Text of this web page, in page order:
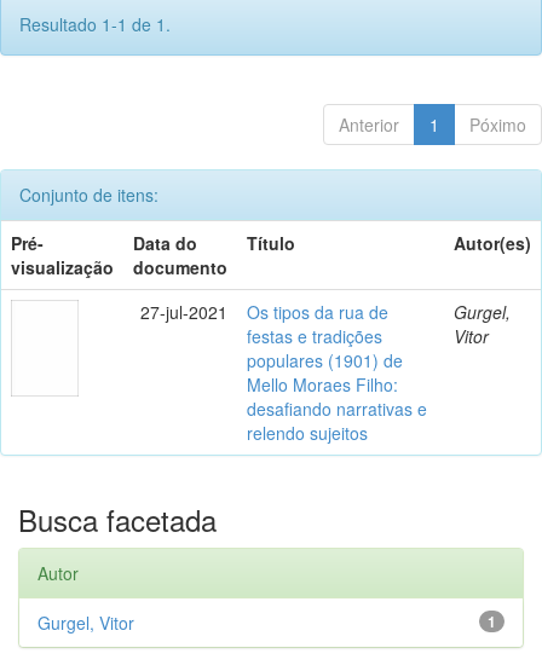
Resultado 1-1 de 1.
Anterior 1 Póximo
Conjunto de itens:
Pré-
visualização
Data do
documento
Título Autor(es)
27-jul-2021
Os tipos da rua de
festas e tradições
populares (1901) de
Mello Moraes Filho:
desafiando narrativas e
relendo sujeitos
Gurgel,
Vitor
Busca facetada
Autor
1
Gurgel, Vitor